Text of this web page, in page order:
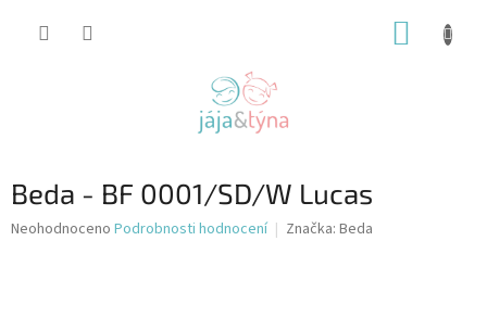
Beda - BF 0001/SD/W Lucas
Průměrné
Neohodnoceno Podrobnosti hodnocení Značka: Beda